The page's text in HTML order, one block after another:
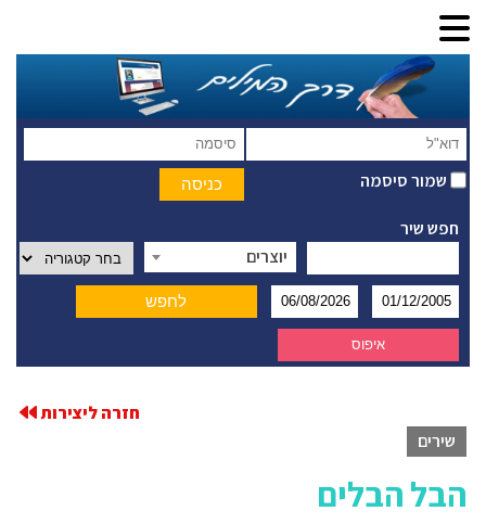
שמור סיסמה
חפש שיר
יוצרים
חזרה ליצירות
שירים
הבל הבלים